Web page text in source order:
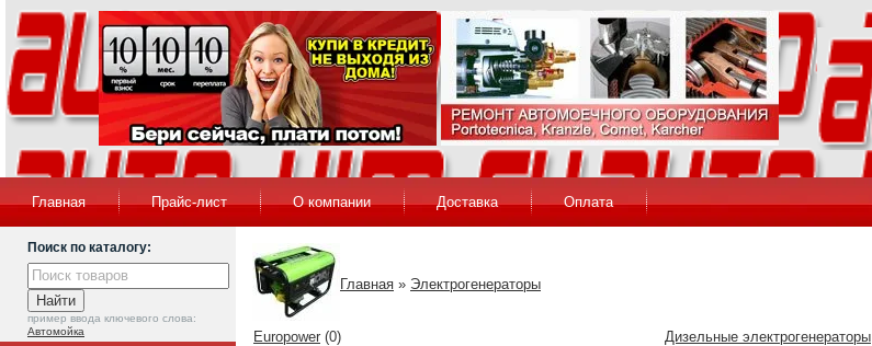
Главная Прайс-лист О компании Доставка Оплата
Поиск по каталогу:
пример ввода ключевого слова:
Автомойка
Главная » Электрогенераторы
Europower (0)
Дизельные электрогенераторы